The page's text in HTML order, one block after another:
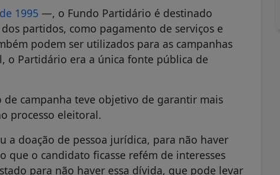
1995 —, o Fundo Partidário é destinado
partidos, como pagamento de serviços e
podem ser utilizados para as campanhas
o Partidário era a única fonte pública de
campanha teve objetivo de garantir mais
processo eleitoral.
doação de pessoa jurídica, para não haver
que o candidato ficasse refém de interesses
para não haver essa dívida, que pode levar